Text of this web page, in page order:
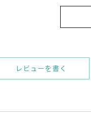
レビューを書く